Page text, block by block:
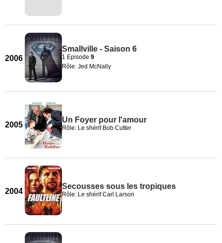
2006
Smallville - Saison 6
1 Episode 9
Rôle: Jed McNally
2005
Un Foyer pour l'amour
Rôle: Le shérif Bob Cutter
2004
Secousses sous les tropiques
Rôle: Le shérif Carl Larson